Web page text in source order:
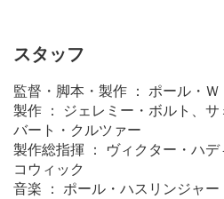
スタッフ
監督・脚本・製作 ： ポール・
製作 ： ジェレミー・ボルト、
バート・クルツァー
製作総指揮 ： ヴィクター・ハ
コウィック
音楽 ： ポール・ハスリンジャー